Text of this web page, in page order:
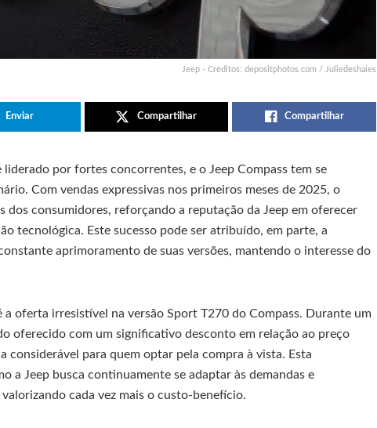
Jeep - Créditos: depositphotos.com / Juliedeshaies
Enviar Compartilhar Compartilhar
liderado por fortes concorrentes, e o Jeep Compass tem se
Com vendas expressivas nos primeiros meses de 2025, o
dos consumidores, reforçando a reputação da Jeep em oferecer
tecnológica. Este sucesso pode ser atribuído, em parte, a
aprimoramento de suas versões, mantendo o interesse do
a oferta irresistível na versão Sport T270 do Compass. Durante um
oferecido com um significativo desconto em relação ao preço
considerável para quem optar pela compra à vista. Esta
a Jeep busca continuamente se adaptar às demandas e
cada vez mais o custo-benefício.